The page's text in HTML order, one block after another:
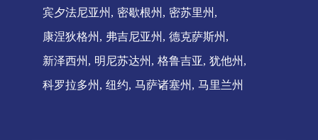
宾夕法尼亚州
密歇根州
密苏里州
康涅狄格州
弗吉尼亚州
德克萨斯州
新泽西州
明尼苏达州 格鲁吉亚
犹他州
科罗拉多州
纽约 马萨诸塞州 马里兰州